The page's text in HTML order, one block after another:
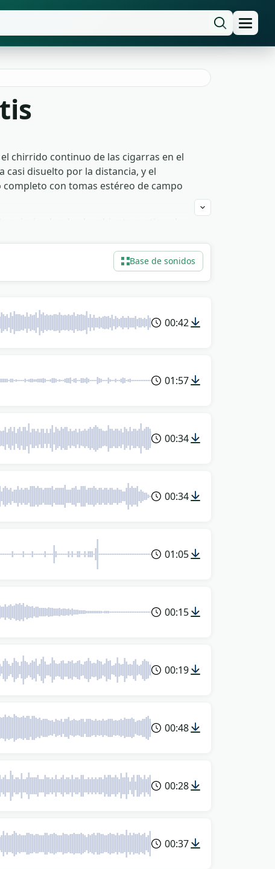
chirrido continuo de las cigarras en el
casi disuelto por la distancia, y el
completo con tomas estéreo de campo
base en loop. Descarga gratis, libre de
Base de sonidos
00:42
01:57
00:34
00:34
01:05
00:15
00:19
00:48
00:28
00:37